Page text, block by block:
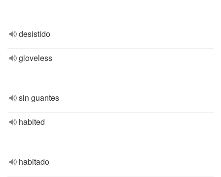
desistido
gloveless
sin guantes
habited
habitado